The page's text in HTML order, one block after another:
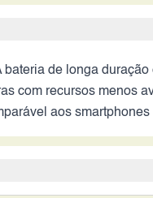
de longa
com recursos menos
aos smartphones